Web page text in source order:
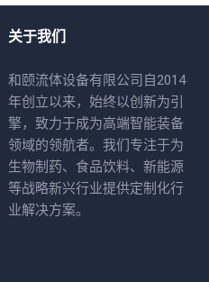
关于我们
和颐流体设备有限公司自2014
年创立以来，始终以创新为引
擎，致力于成为高端智能装备
领域的领航者。我们专注于为
生物制药、食品饮料、新能源
等战略新兴行业提供定制化行
业解决方案。